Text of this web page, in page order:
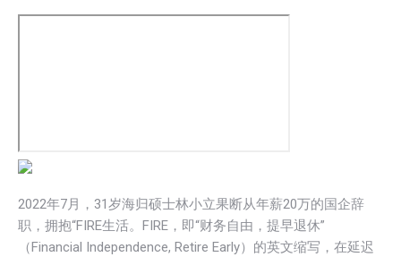
2022年7月，31岁海归硕士林小立果断从年薪20万的国企辞
职，拥抱“FIRE生活。FIRE，即“财务自由，提早退休”
（Financial Independence, Retire Early）的英文缩写，在延迟